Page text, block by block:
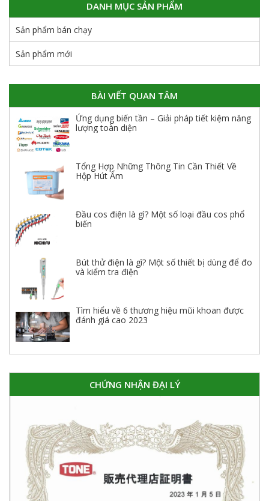
DANH MỤC SẢN PHẨM
Sản phẩm bán chạy
Sản phẩm mới
BÀI VIẾT QUAN TÂM
Ứng dụng biến tần – Giải pháp tiết kiệm năng
lượng toàn diện
Tổng Hợp Những Thông Tin Cần Thiết Về
Hộp Hút Ẩm
Đầu cos điện là gì? Một số loại đầu cos phổ
biến
Bút thử điện là gì? Một số thiết bị dùng để đo
và kiểm tra điện
Tìm hiểu về 6 thương hiệu mũi khoan được
đánh giá cao 2023
CHỨNG NHẬN ĐẠI LÝ